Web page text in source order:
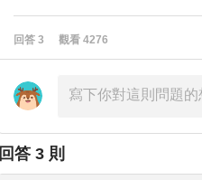
回答 3 觀看 4276
回答 3 則